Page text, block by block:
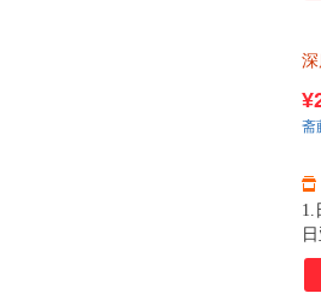
1.
斋